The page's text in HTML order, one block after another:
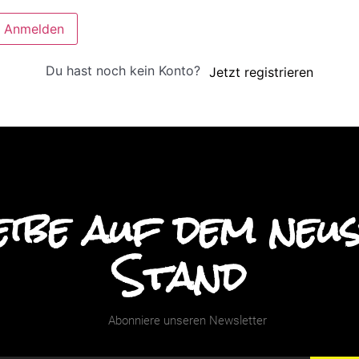
Anmelden
Du hast noch kein Konto? Jetzt registrieren
auf dem
Stand
Abonniere unseren Newsletter